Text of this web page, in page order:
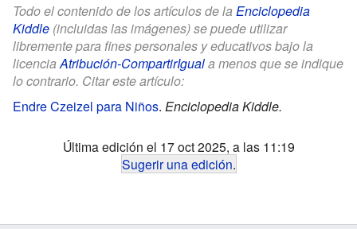
Todo el contenido de los artículos de la Enciclopedia
Kiddle (incluidas las imágenes) se puede utilizar
libremente para fines personales y educativos bajo la
licenciaAtribución-CompartirIguala menos que se indique
lo contrario. Citar este artículo:
Endre Czeizel para Niños. Enciclopedia Kiddle.
Última edición el 17 oct 2025, a las 11:19
Sugerir una edición.